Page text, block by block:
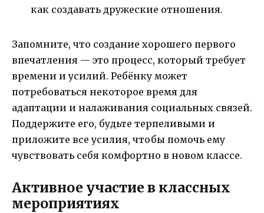
как создавать дружеские отношения.
Запомните, что создание хорошего первого
впечатления — это процесс, который требует
времени и усилий. Ребёнку может
потребоваться некоторое время для
адаптации и налаживания социальных связей.
Поддержите его, будьте терпеливыми и
приложите все усилия, чтобы помочь ему
чувствовать себя комфортно в новом классе.
Активное участие в классных
мероприятиях